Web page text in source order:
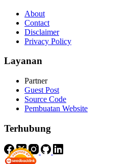
About
Contact
Disclaimer
Privacy Policy
Layanan
Partner
Guest Post
Source Code
Pembuatan Website
Terhubung